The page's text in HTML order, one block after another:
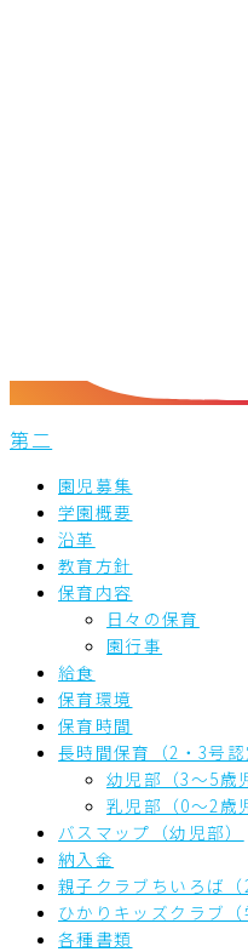
第二
園児募集
学園概要
沿革
教育方針
保育内容
日々の保育
園行事
給食
保育環境
保育時間
長時間保育（2・3号認
幼児部（3～5歳
乳児部（0～2歳
バスマップ（幼児部）
納入金
親子クラブちいろば（
ひかりキッズクラブ（
各種書類